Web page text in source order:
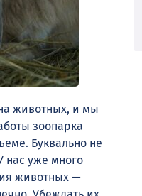
животных, и мы
зоопарка
Буквально не
нас уже много
животных —